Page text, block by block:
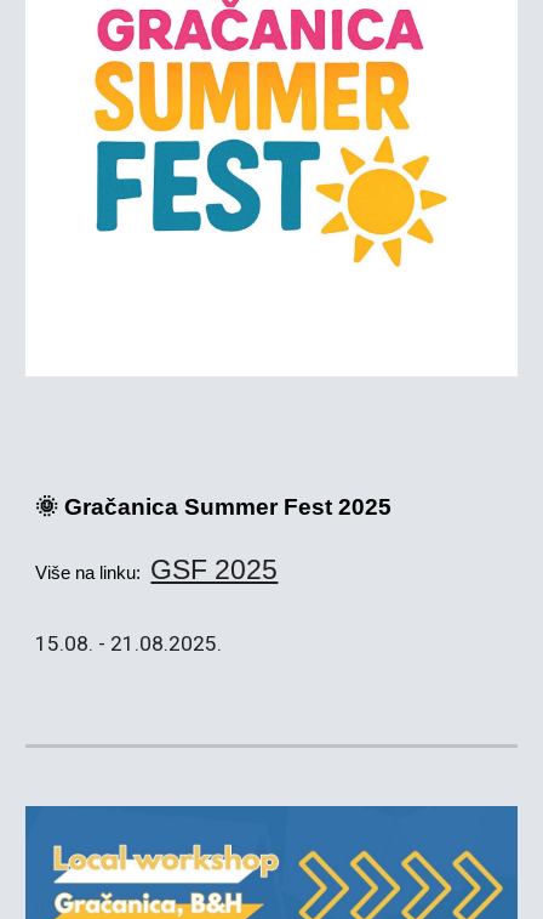
🌞 Gračanica Summer Fest 2025
Više na linku: GSF 2025
15.08. - 21.08.2025.